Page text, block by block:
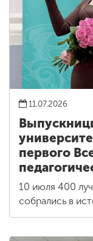
11.07.2026
первого
10 июля 400
собрались в